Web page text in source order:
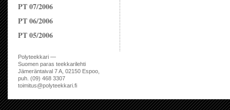
PT 07/2006
PT 06/2006
PT 05/2006
Polyteekkari —
Suomen paras teekkarilehti
Jämeräntaival 7 A, 02150 Espoo,
puh. (09) 468 3307
toimitus@polyteekkari.fi